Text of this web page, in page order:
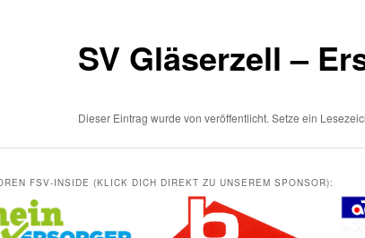
SV Gläserzell –
Dieser Eintrag wurde von veröffentlicht. Setze ein
FSV-INSIDE (KLICK DICH DIREKT ZU UNSEREM SPONSOR):